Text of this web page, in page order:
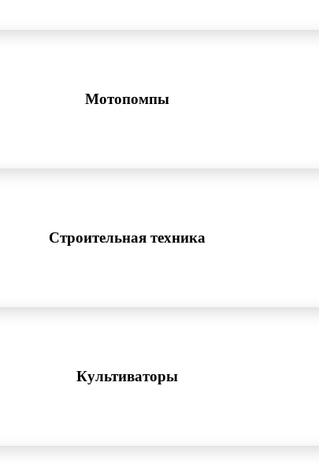
Мотопомпы
Строительная техника
Культиваторы